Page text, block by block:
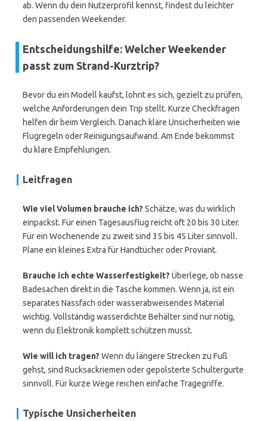
ab. Wenn du dein Nutzerprofil kennst, findest du leichter
den passenden Weekender.
Entscheidungshilfe: Welcher Weekender
passt zum Strand-Kurztrip?
Bevor du ein Modell kaufst, lohnt es sich, gezielt zu prüfen,
welche Anforderungen dein Trip stellt. Kurze Checkfragen
helfen dir beim Vergleich. Danach kläre Unsicherheiten wie
Flugregeln oder Reinigungsaufwand. Am Ende bekommst
du klare Empfehlungen.
Leitfragen
Wie viel Volumen brauche ich? Schätze, was du wirklich
einpackst. Für einen Tagesausflug reicht oft 20 bis 30 Liter.
Für ein Wochenende zu zweit sind 35 bis 45 Liter sinnvoll.
Plane ein kleines Extra für Handtücher oder Proviant.
Brauche ich echte Wasserfestigkeit? Überlege, ob nasse
Badesachen direkt in die Tasche kommen. Wenn ja, ist ein
separates Nassfach oder wasserabweisendes Material
wichtig. Vollständig wasserdichte Behälter sind nur nötig,
wenn du Elektronik komplett schützen musst.
Wie will ich tragen? Wenn du längere Strecken zu Fuß
gehst, sind Rucksackriemen oder gepolsterte Schultergurte
sinnvoll. Für kurze Wege reichen einfache Tragegriffe.
Typische Unsicherheiten